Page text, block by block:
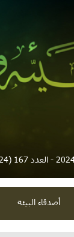
أصدقاء البيئة